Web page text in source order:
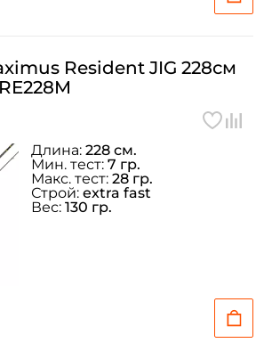
Resident JIG 228см
Длина: 228 см.
Мин. тест: 7 гр.
Макс. тест: 28 гр.
Строй: extra fast
Вес: 130 гр.